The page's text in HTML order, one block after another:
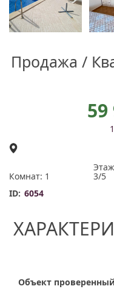
Продажа /
59
Комнат: 1 3/5
ID: 6054
Объект